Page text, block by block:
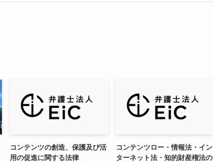
コンテンツの創造、保護及び活
用の促進に関する法律
コンテンツロー・情報法・イン
ターネット法・知的財産権法の